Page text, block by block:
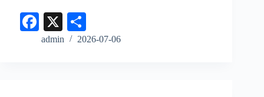
Fa
ce
X
ha
admin 2026-07-06